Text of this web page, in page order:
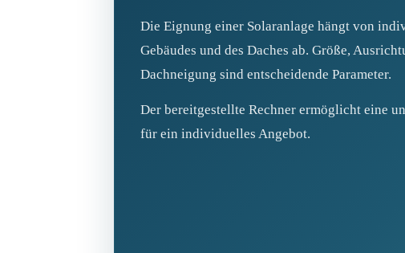
Die Eignung einer Solaranlage hängt von
Gebäudes und des Daches ab. Größe,
Dachneigung sind entscheidende Parameter.
Der bereitgestellte Rechner ermöglicht eine
für ein individuelles Angebot.